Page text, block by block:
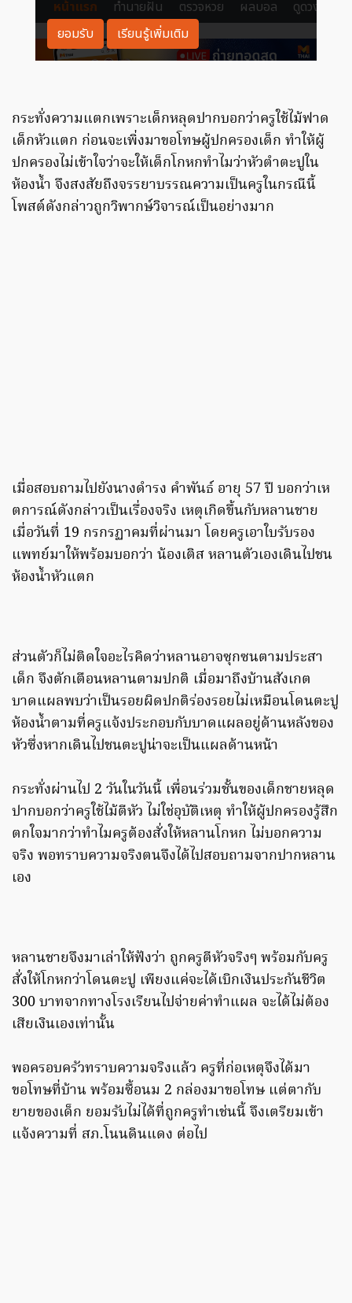
กระทั่งความแตกเพราะเด็กหลุดปากบอกว่าครูใช้ไม้ฟาด
เด็กหัวแตก ก่อนจะเพิ่งมาขอโทษผู้ปกครองเด็ก ทำให้ผู้
ปกครองไม่เข้าใจว่าจะให้เด็กโกหกทำไมว่าหัวตำตะปูใน
ห้องน้ำ จึงสงสัยถึงจรรยาบรรณความเป็นครูในกรณีนี้
โพสต์ดังกล่าวถูกวิพากษ์วิจารณ์เป็นอย่างมาก
เมื่อสอบถามไปยังนางดำรง คำพันธ์ อายุ 57 ปี บอกว่าเห
ตการณ์ดังกล่าวเป็นเรื่องจริง เหตุเกิดขึ้นกับหลานชาย
เมื่อวันที่ 19 กรกรฏาคมที่ผ่านมา โดยครูเอาใบรับรอง
แพทย์มาให้พร้อมบอกว่า น้องเติส หลานตัวเองเดินไปชน
ห้องน้ำหัวแตก
ส่วนตัวก็ไม่ติดใจอะไรคิดว่าหลานอาจซุกซนตามประสา
เด็ก จึงตักเตือนหลานตามปกติ เมื่อมาถึงบ้านสังเกต
บาดแผลพบว่าเป็นรอยผิดปกติร่องรอยไม่เหมือนโดนตะปู
ห้องน้ำตามที่ครูแจ้งประกอบกับบาดแผลอยู่ด้านหลังของ
หัวซึ่งหากเดินไปชนตะปูน่าจะเป็นแผลด้านหน้า
กระทั่งผ่านไป 2 วันในวันนี้ เพื่อนร่วมชั้นของเด็กชายหลุด
ปากบอกว่าครูใช้ไม้ตีหัว ไม่ใช่อุบัติเหตุ ทำให้ผู้ปกครองรู้สึก
ตกใจมากว่าทำไมครูต้องสั่งให้หลานโกหก ไม่บอกความ
จริง พอทราบความจริงตนจึงได้ไปสอบถามจากปากหลาน
เอง
หลานชายจึงมาเล่าให้ฟังว่า ถูกครูตีหัวจริงๆ พร้อมกับครู
สั่งให้โกหกว่าโดนตะปู เพียงแค่จะได้เบิกเงินประกันชีวิต
300 บาทจากทางโรงเรียนไปจ่ายค่าทำแผล จะได้ไม่ต้อง
เสียเงินเองเท่านั้น
พอครอบครัวทราบความจริงแล้ว ครูที่ก่อเหตุจึงได้มา
ขอโทษที่บ้าน พร้อมซื้อนม 2 กล่องมาขอโทษ แต่ตากับ
ยายของเด็ก ยอมรับไม่ได้ที่ถูกครูทำเช่นนี้ จึงเตรียมเข้า
แจ้งความที่ สภ.โนนดินแดง ต่อไป